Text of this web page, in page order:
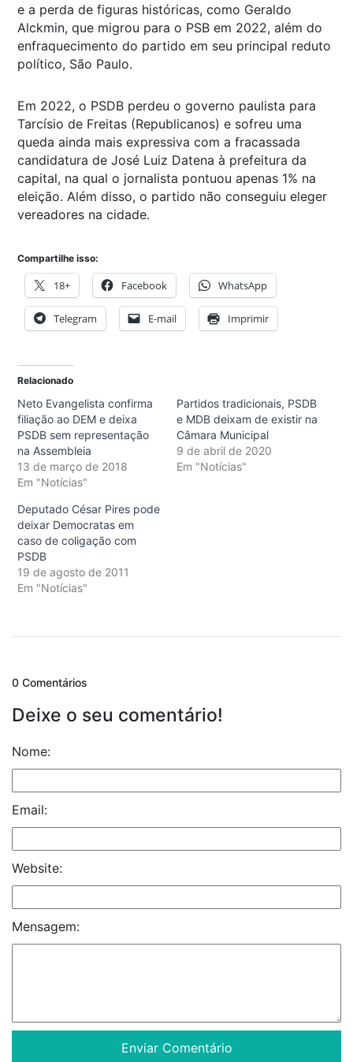
e a perda de figuras históricas, como Geraldo
Alckmin, que migrou para o PSB em 2022, além do
enfraquecimento do partido em seu principal reduto
político, São Paulo.
Em 2022, o PSDB perdeu o governo paulista para
Tarcísio de Freitas (Republicanos) e sofreu uma
queda ainda mais expressiva com a fracassada
candidatura de José Luiz Datena à prefeitura da
capital, na qual o jornalista pontuou apenas 1% na
eleição. Além disso, o partido não conseguiu eleger
vereadores na cidade.
Compartilhe isso:
18+ Facebook WhatsApp
Telegram E-mail Imprimir
Relacionado
Neto Evangelista confirma
filiação ao DEM e deixa
PSDB sem representação
na Assembleia
13 de março de 2018
Em "Notícias"
Partidos tradicionais, PSDB
e MDB deixam de existir na
Câmara Municipal
9 de abril de 2020
Em "Notícias"
Deputado César Pires pode
deixar Democratas em
caso de coligação com
PSDB
19 de agosto de 2011
Em "Notícias"
0 Comentários
Deixe o seu comentário!
Nome:
Email:
Website:
Mensagem: